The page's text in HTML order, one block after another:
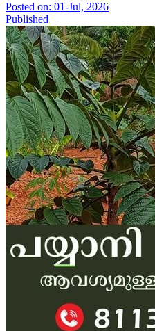
Posted on: 01-Jul, 2026
Published